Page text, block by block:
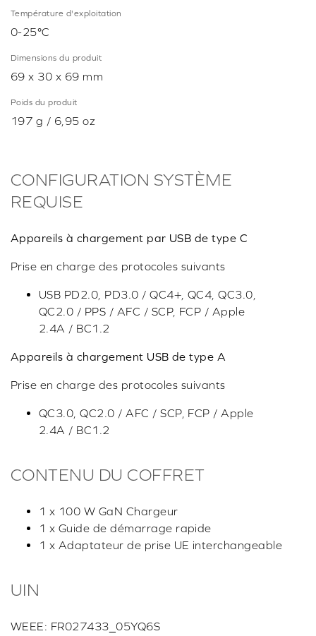
Température d'exploitation
0-25°C
Dimensions du produit
69 x 30 x 69 mm
Poids du produit
197 g / 6,95 oz
CONFIGURATION SYSTÈME
REQUISE
Appareils à chargement par USB de type C
Prise en charge des protocoles suivants
USB PD2.0, PD3.0 / QC4+, QC4, QC3.0,
QC2.0 / PPS / AFC / SCP, FCP / Apple
2.4A / BC1.2
Appareils à chargement USB de type A
Prise en charge des protocoles suivants
QC3.0, QC2.0 / AFC / SCP, FCP / Apple
2.4A / BC1.2
CONTENU DU COFFRET
1 x 100 W GaN Chargeur
1 x Guide de démarrage rapide
1 x Adaptateur de prise UE interchangeable
UIN
WEEE: FR027433_05YQ6S